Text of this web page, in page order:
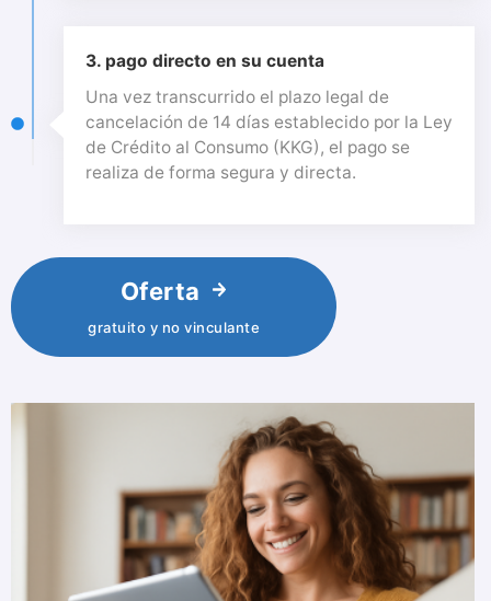
3. pago directo en su cuenta
Una vez transcurrido el plazo legal de
cancelación de 14 días establecido por la Ley
de Crédito al Consumo (KKG), el pago se
realiza de forma segura y directa.
Oferta
gratuito y no vinculante